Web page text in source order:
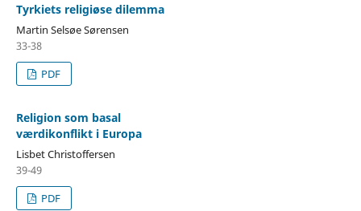
Tyrkiets religiøse dilemma
Martin Selsøe Sørensen
33-38
PDF
Religion som basal
værdikonflikt i Europa
Lisbet Christoffersen
39-49
PDF